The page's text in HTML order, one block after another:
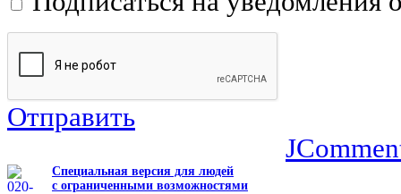
Отправить
Специальная версия для людей
с ограниченными возможностями